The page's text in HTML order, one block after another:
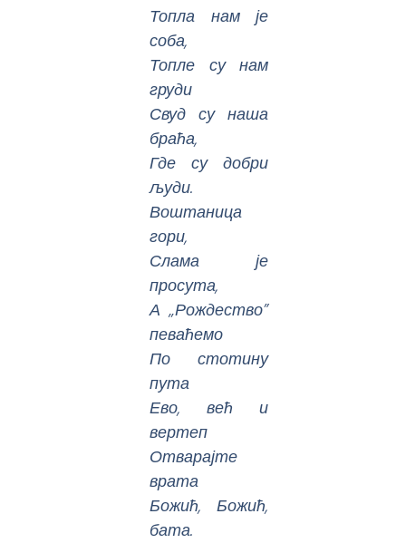
Топла нам је
соба,
Топле су нам
груди
Свуд су наша
браћа,
Где су добри
људи.
Воштаница
гори,
Слама је
просута,
А „Рождество”
певаћемо
По стотину
пута
Ево, већ и
вертеп
Отварајте
врата
Божић, Божић,
бата.